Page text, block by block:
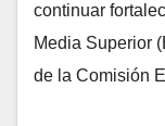
continuar
Media Superior
de la Comisión